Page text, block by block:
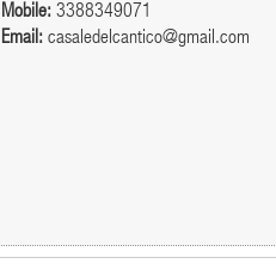
Mobile: 3388349071
Email: casaledelcantico@gmail.com